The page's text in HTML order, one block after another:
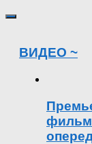
ВИДЕО ~